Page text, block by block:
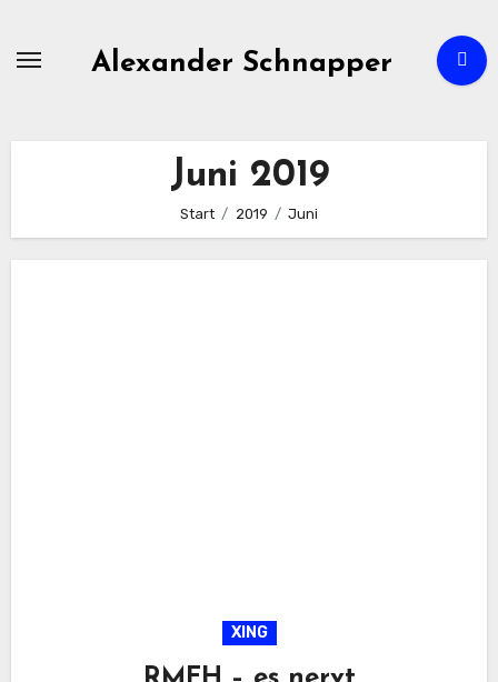
Alexander Schnapper
Juni 2019
Start 2019 Juni
XING